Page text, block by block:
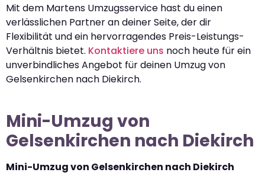
Mit dem Martens Umzugsservice hast du einen
verlässlichen Partner an deiner Seite, der dir
Flexibilität und ein hervorragendes Preis-Leistungs-
Verhältnis bietet. Kontaktiere uns noch heute für ein
unverbindliches Angebot für deinen Umzug von
Gelsenkirchen nach Diekirch.
Mini-Umzug von
Gelsenkirchen nach Diekirch
Mini-Umzug von Gelsenkirchen nach Diekirch